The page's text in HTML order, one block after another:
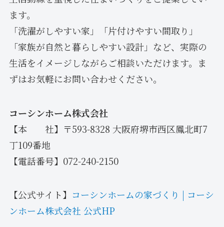
ます。
「洗濯がしやすい家」「片付けやすい間取り」
「家族が自然と暮らしやすい設計」など、実際の
生活をイメージしながらご相談いただけます。ま
ずはお気軽にお問い合わせください。
コーシンホーム株式会社
【本 社】〒593-8328 大阪府堺市西区鳳北町7
丁109番地
【電話番号】072-240-2150
【公式サイト】 コーシンホームの家づくり | コーシ
ンホーム株式会社 公式HP